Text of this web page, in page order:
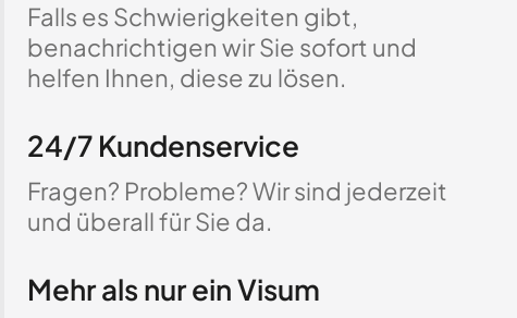
Falls es Schwierigkeiten gibt,
benachrichtigen wir Sie sofort und
helfen Ihnen, diese zu lösen.
24/7 Kundenservice
Fragen? Probleme? Wir sind jederzeit
und überall für Sie da.
Mehr als nur ein Visum